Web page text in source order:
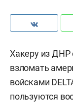
Хакеру из
взломать
войсками
пользуются